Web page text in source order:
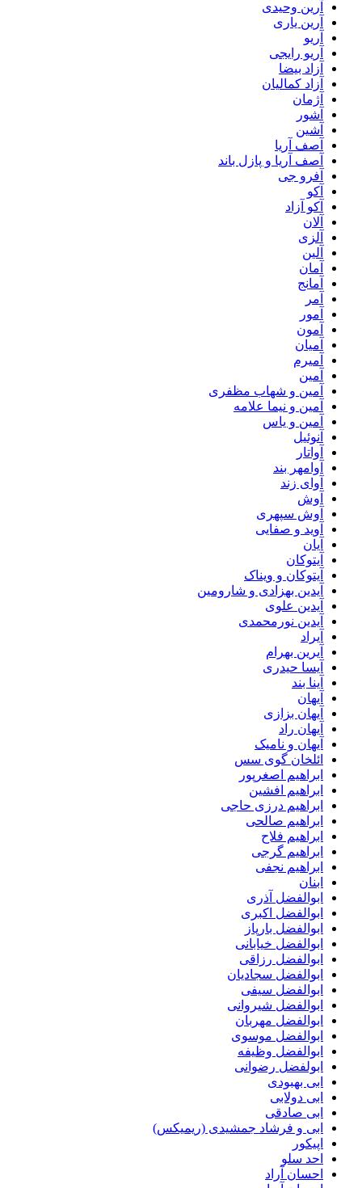
آرین وحیدی
آرین یاری
آریو
آریو رایجی
آزاد بیضا
آزاد کمالیان
آژمان
آشور
آشین
آصف آریا
آصف آریا و پازل باند
آفرو جی
آکو
آکو آزاد
آلان
آلزی
آلین
آمان
آمانج
آمر
آمور
آمون
آمیان
آمیرم
آمین
آمین و شهاب مظفری
آمین و نیما علامه
آمین و یاس
آنوئیل
آواتار
آوامهر بند
آوای زند
آوش
آوش سپهری
آوید و صفایی
آیان
آیتوکان
آیتوکان و ویناک
آیدین بهزادی و شارومین
آیدین علوی
آیدین نورمحمدی
آیراد
آیرین بهرام
آیسا حیدری
آینا بند
آیهان
آیهان بزازی
آیهان راد
آیهان و نامیک
ائلخان گوی سس
ابراهیم اصغرپور
ابراهیم افشین
ابراهیم درزی حاجی
ابراهیم صالحی
ابراهیم فلاح
ابراهیم گرجی
ابراهیم نجفی
ابنان
ابوالفضل آذری
ابوالفضل اکبری
ابوالفضل بارپاز
ابوالفضل خیابانی
ابوالفضل رزاقی
ابوالفضل سجادیان
ابوالفضل سیفی
ابوالفضل شیروانی
ابوالفضل مهربان
ابوالفضل موسوی
ابوالفضل وظیفه
ابولفضل رضوانی
ابی بهبودی
ابی دولابی
ابی صادقی
ابی و فرشاد جمشیدی (ریمیکس)
اپیکور
احد سلو
احسان آراد